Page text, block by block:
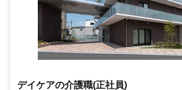
デイケアの介護職(正社員)